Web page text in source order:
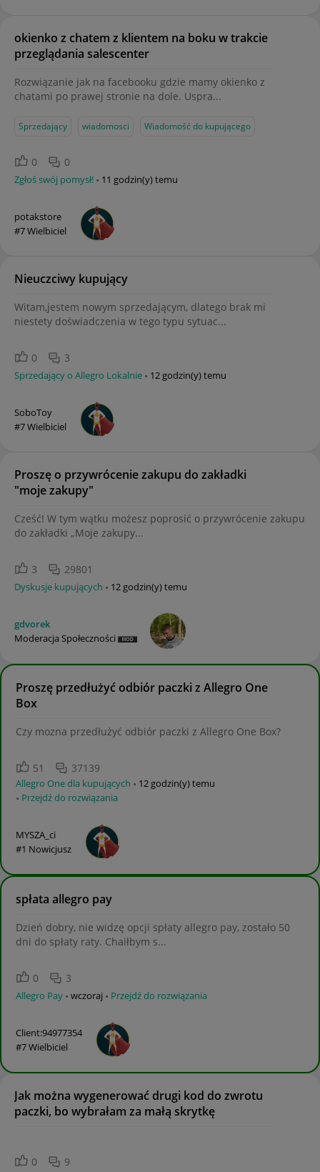
okienko z chatem z klientem na boku w trakcie
przeglądania salescenter
Rozwiązanie jak na facebooku gdzie mamy okienko z
chatami po prawej stronie na dole. Uspra...
Sprzedający wiadomosci Wiadomość do kupującego
0 0
Zgłoś swój pomysł! 11 godzin(y) temu
potakstore
#7 Wielbiciel
Nieuczciwy kupujący
Witam,jestem nowym sprzedającym, dlatego brak mi
niestety doświadczenia w tego typu sytuac...
0 3
Sprzedający o Allegro Lokalnie 12 godzin(y) temu
SoboToy
#7 Wielbiciel
Proszę o przywrócenie zakupu do zakładki
"moje zakupy"
Cześć! W tym wątku możesz poprosić o przywrócenie zakupu
do zakładki „Moje zakupy...
3 29801
Dyskusje kupujących 12 godzin(y) temu
gdvorek
Moderacja Społeczności
Proszę przedłużyć odbiór paczki z Allegro One
Box
Czy mozna przedłużyć odbiór paczki z Allegro One Box?
51 37139
Allegro One dla kupujących
12 godzin(y) temu
Przejdź do rozwiązania
MYSZA_ci
#1 Nowicjusz
spłata allegro pay
Dzień dobry, nie widzę opcji spłaty allegro pay, zostało 50
dni do spłaty raty. Chaiłbym s...
0 3
Allegro Pay wczoraj Przejdź do rozwiązania
Client:94977354
#7 Wielbiciel
Jak można wygenerować drugi kod do zwrotu
paczki, bo wybrałam za małą skrytkę
0 9